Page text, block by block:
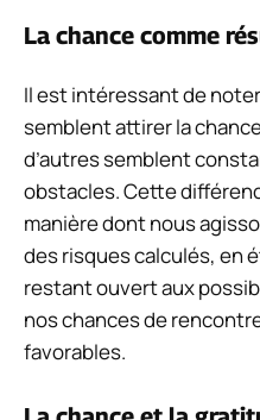
La chance comme
Il est intéressant de
semblent attirer la
d’autres semblent
obstacles. Cette
manière dont nous
des risques calculés, en
restant ouvert aux
nos chances de
favorables.